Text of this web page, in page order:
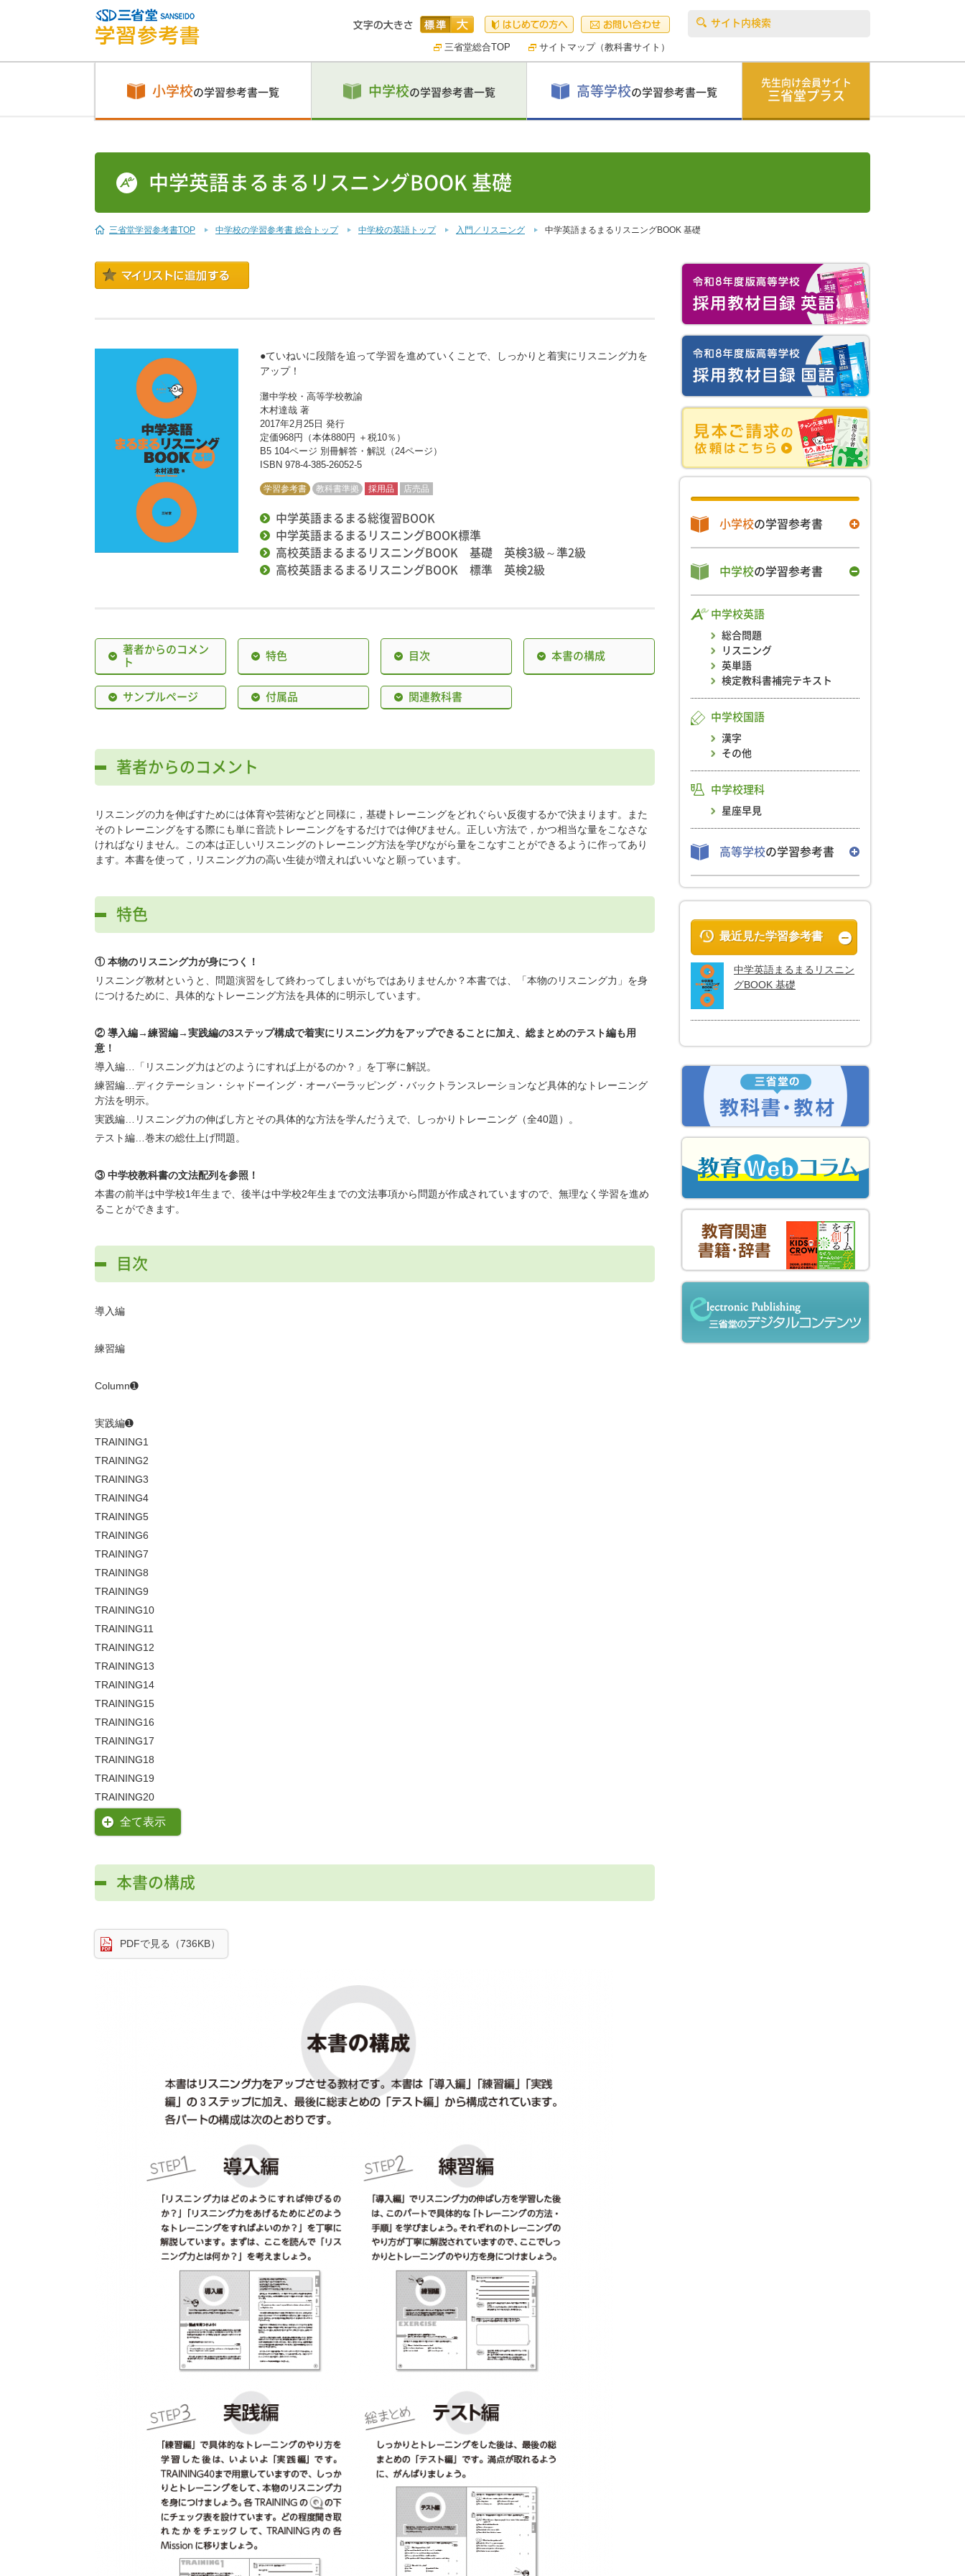
サイト内検索
三省堂総合TOP サイトマップ（教科書サイト）
小学校の学習参考書一覧 中学校の学習参考書一覧 高等学校の学習参考書一覧
先生向け会員サイト
三省堂プラス
中学英語まるまるリスニングBOOK 基礎
三省堂学習参考書TOP 中学校の学習参考書 総合トップ 中学校の英語トップ 入門／リスニング 中学英語まるまるリスニングBOOK 基礎
●ていねいに段階を追って学習を進めていくことで、しっかりと着実にリスニング力を
アップ！
灘中学校・高等学校教諭
木村達哉 著
2017年2月25日 発行
定価968円（本体880円 ＋税10％）
B5 104ページ 別冊解答・解説（24ページ）
ISBN 978-4-385-26052-5
学習参考書 教科書準拠 採用品 店売品
中学英語まるまる総復習BOOK
中学英語まるまるリスニングBOOK標準
高校英語まるまるリスニングBOOK 基礎 英検3級～準2級
高校英語まるまるリスニングBOOK 標準 英検2級
著者からのコメン
ト
特色 目次 本書の構成
サンプルページ 付属品 関連教科書
著者からのコメント
リスニングの力を伸ばすためには体育や芸術などと同様に，基礎トレーニングをどれぐらい反復するかで決まります。また
そのトレーニングをする際にも単に音読トレーニングをするだけでは伸びません。正しい方法で，かつ相当な量をこなさな
ければなりません。この本は正しいリスニングのトレーニング方法を学びながら量をこなすことができるように作ってあり
ます。本書を使って，リスニング力の高い生徒が増えればいいなと願っています。
特色
① 本物のリスニング力が身につく！
リスニング教材というと、問題演習をして終わってしまいがちではありませんか？本書では、「本物のリスニング力」を身
につけるために、具体的なトレーニング方法を具体的に明示しています。
② 導入編→練習編→実践編の3ステップ構成で着実にリスニング力をアップできることに加え、総まとめのテスト編も用
意！
導入編…「リスニング力はどのようにすれば上がるのか？」を丁寧に解説。
練習編…ディクテーション・シャドーイング・オーバーラッピング・バックトランスレーションなど具体的なトレーニング
方法を明示。
実践編…リスニング力の伸ばし方とその具体的な方法を学んだうえで、しっかりトレーニング（全40題）。
テスト編…巻末の総仕上げ問題。
③ 中学校教科書の文法配列を参照！
本書の前半は中学校1年生まで、後半は中学校2年生までの文法事項から問題が作成されていますので、無理なく学習を進め
ることができます。
目次
導入編
練習編
Column➊
実践編➊
TRAINING1
TRAINING2
TRAINING3
TRAINING4
TRAINING5
TRAINING6
TRAINING7
TRAINING8
TRAINING9
TRAINING10
TRAINING11
TRAINING12
TRAINING13
TRAINING14
TRAINING15
TRAINING16
TRAINING17
TRAINING18
TRAINING19
TRAINING20
全て表示
本書の構成
PDFで見る（736KB）
小学校の学習参考書
中学校の学習参考書
中学校英語
総合問題
リスニング
英単語
検定教科書補完テキスト
中学校国語
漢字
その他
中学校理科
星座早見
高等学校の学習参考書
最近見た学習参考書
中学英語まるまるリスニン
グBOOK 基礎